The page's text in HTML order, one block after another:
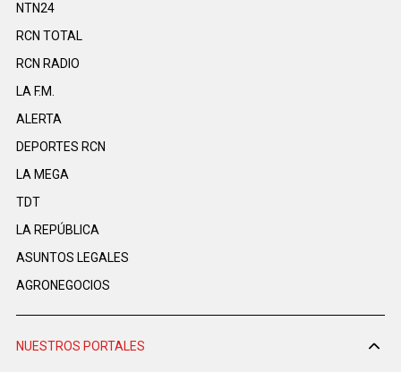
NTN24
RCN TOTAL
RCN RADIO
LA F.M.
ALERTA
DEPORTES RCN
LA MEGA
TDT
LA REPÚBLICA
ASUNTOS LEGALES
AGRONEGOCIOS
NUESTROS PORTALES